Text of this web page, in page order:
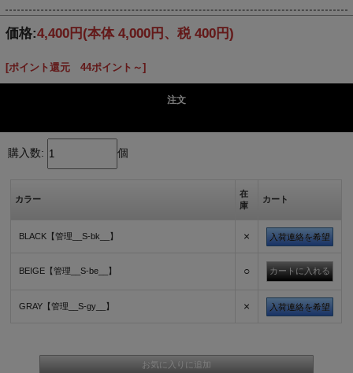
価格:4,400円 (本体 4,000円、税 400円)
[ポイント還元 44ポイント～]
注文
購入数: 個
カラー
在
庫
カート
BLACK【管理__S-bk__】 × 入荷連絡を希望
BEIGE【管理__S-be__】 ○
GRAY【管理__S-gy__】 × 入荷連絡を希望